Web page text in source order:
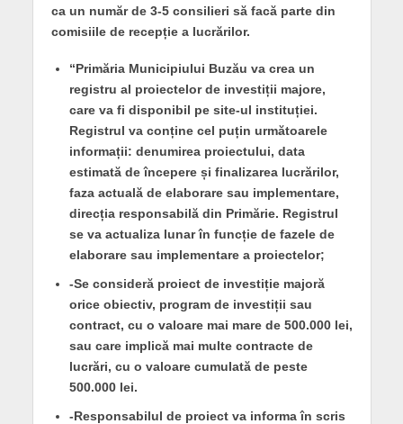
ca un număr de 3-5 consilieri să facă parte din
comisiile de recepție a lucrărilor.
“Primăria Municipiului Buzău va crea un
registru al proiectelor de investiții majore,
care va fi disponibil pe site-ul instituției.
Registrul va conține cel puțin următoarele
informații: denumirea proiectului, data
estimată de începere și finalizarea lucrărilor,
faza actuală de elaborare sau implementare,
direcția responsabilă din Primărie. Registrul
se va actualiza lunar în funcție de fazele de
elaborare sau implementare a proiectelor;
-Se consideră proiect de investiție majoră
orice obiectiv, program de investiții sau
contract, cu o valoare mai mare de 500.000 lei,
sau care implică mai multe contracte de
lucrări, cu o valoare cumulată de peste
500.000 lei.
-Responsabilul de proiect va informa în scris